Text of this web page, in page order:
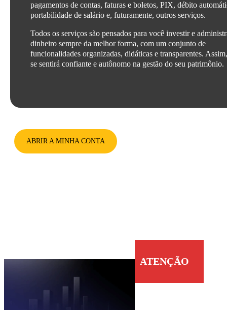
pagamentos de contas, faturas e boletos, PIX, débito
portabilidade de salário e, futuramente, outros serviços.
Todos os serviços são pensados para você investir e
dinheiro sempre da melhor forma, com um conjunto de
funcionalidades organizadas, didáticas e transparentes.
se sentirá confiante e autônomo na gestão do seu patrimônio.
ABRIR A MINHA CONTA
ATENÇÃO